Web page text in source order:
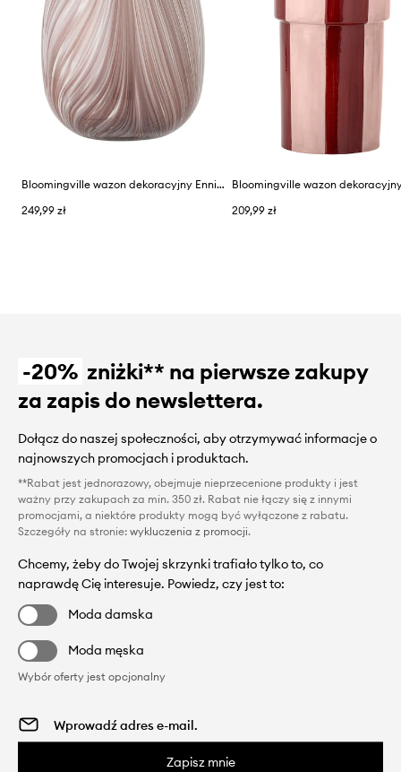
Bloomingville wazon dekoracyjny Ennis
249,99 zł
209,99 zł
-20% zniżki** na pierwsze zakupy
za zapis do newslettera.
Dołącz do naszej społeczności, aby otrzymywać informacje o
najnowszych promocjach i produktach.
**Rabat jest jednorazowy, obejmuje nieprzecenione produkty i jest
ważny przy zakupach za min. 350 zł. Rabat nie łączy się z innymi
promocjami, a niektóre produkty mogą być wyłączone z rabatu.
Szczegóły na stronie: wykluczenia z promocji.
Chcemy, żeby do Twojej skrzynki trafiało tylko to, co
naprawdę Cię interesuje. Powiedz, czy jest to:
Moda damska
Moda męska
Wybór oferty jest opcjonalny
Zapisz mnie